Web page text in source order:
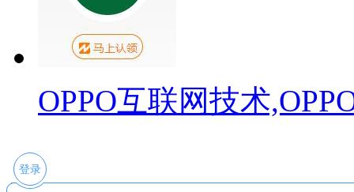
OPPO互联网技术
登录